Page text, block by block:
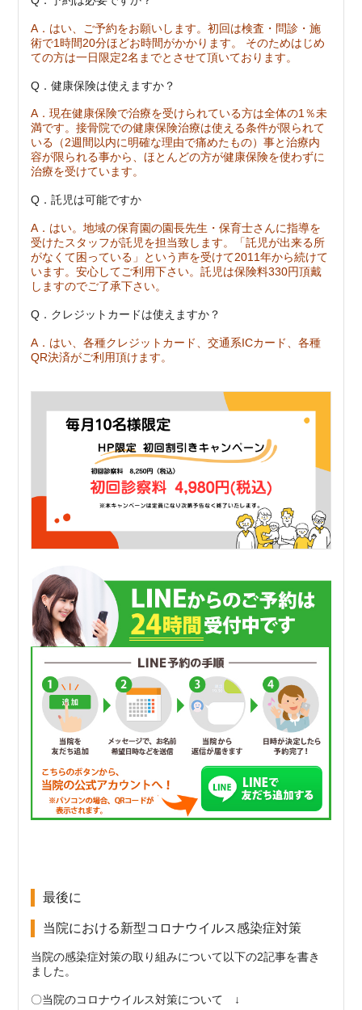
A．はい、ご予約をお願いします。初回は検査・問診・施
術で1時間20分ほどお時間がかかります。 そのためはじめ
ての方は一日限定2名までとさせて頂いております。
Q．健康保険は使えますか？
A．現在健康保険で治療を受けられている方は全体の1％未
満です。接骨院での健康保険治療は使える条件が限られて
いる（2週間以内に明確な理由で痛めたもの）事と治療内
容が限られる事から、ほとんどの方が健康保険を使わずに
治療を受けています。
Q．託児は可能ですか
A．はい。地域の保育園の園長先生・保育士さんに指導を
受けたスタッフが託児を担当致します。「託児が出来る所
がなくて困っている」という声を受けて2011年から続けて
います。安心してご利用下さい。託児は保険料330円頂戴
しますのでご了承下さい。
Q．クレジットカードは使えますか？
A．はい、各種クレジットカード、交通系ICカード、各種
QR決済がご利用頂けます。
最後に
当院における新型コロナウイルス感染症対策
当院の感染症対策の取り組みについて以下の2記事を書き
ました。
〇当院のコロナウイルス対策について ↓